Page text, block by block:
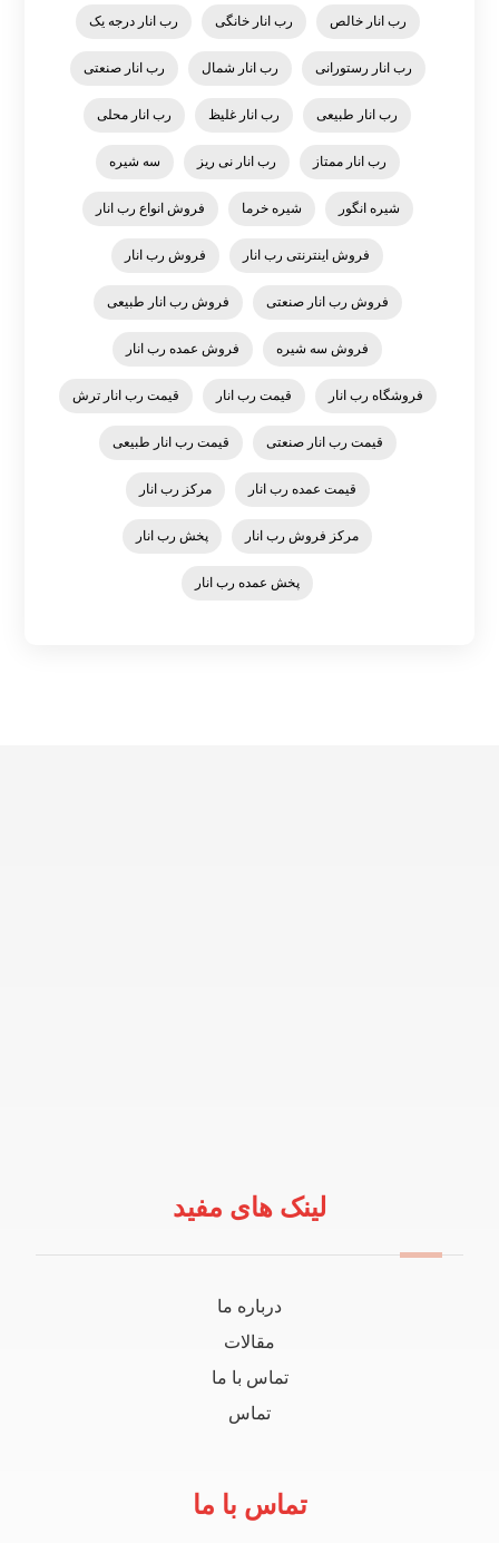
رب انار خالص رب انار خانگی رب انار درجه یک
رب انار رستورانی رب انار شمال رب انار صنعتی
رب انار طبیعی رب انار غلیظ رب انار محلی
رب انار ممتاز رب انار نی ریز سه شیره
شیره انگور شیره خرما فروش انواع رب انار
فروش اینترنتی رب انار فروش رب انار
فروش رب انار صنعتی فروش رب انار طبیعی
فروش سه شیره فروش عمده رب انار
فروشگاه رب انار قیمت رب انار قیمت رب انار ترش
قیمت رب انار صنعتی قیمت رب انار طبیعی
قیمت عمده رب انار مرکز رب انار
مرکز فروش رب انار پخش رب انار
پخش عمده رب انار
لینک های مفید
درباره ما
مقالات
تماس با ما
تماس
تماس با ما